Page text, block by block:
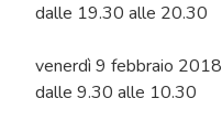
dalle 19.30 alle 20.30
venerdì 9 febbraio 2018
dalle 9.30 alle 10.30